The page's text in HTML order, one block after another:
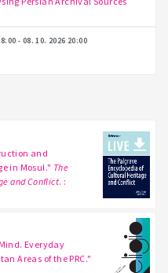
- 08. 10. 2026 20:00
and
in Mosul." The
and Conflict. :
Everyday
Areas of the PRC."